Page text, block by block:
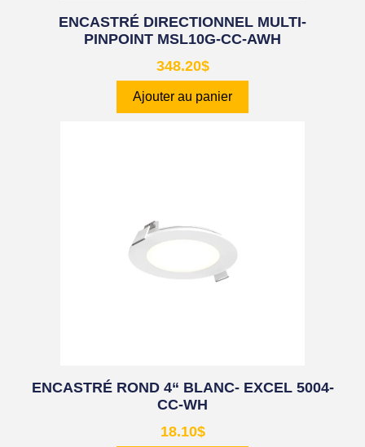
ENCASTRÉ DIRECTIONNEL MULTI-
PINPOINT MSL10G-CC-AWH
348.20$
Ajouter au panier
ENCASTRÉ ROND 4“ BLANC- EXCEL 5004-
CC-WH
18.10$